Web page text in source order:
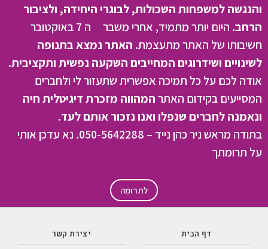
והנגשה למשפחות השכולות, לבוגרי היחידה, ולציבור
הרחב.
היום יותר מתמיד, אחרי משבר ה 7 באוקטובר
חשיבותו של האתר מתעצמת. האתר נמצא בתנופה
לשינויים ושידרוגים המחייבים השקעה נפשית ותקציבית.
אודה לכם על כל תמיכה אפשרית שתעזור לי ולחברים
המסייעים בקידום האתרהמהווה מזכרת דיגיטלית חיה
ונאמנה לחברים שנפלו ואנו נזכור אותם לעד.
בתודה מראש ניר כהן נייד – 050-5642288. נא עדכן אותי
על תרומתך
לתרומה
דף הבית
יצירת קשר